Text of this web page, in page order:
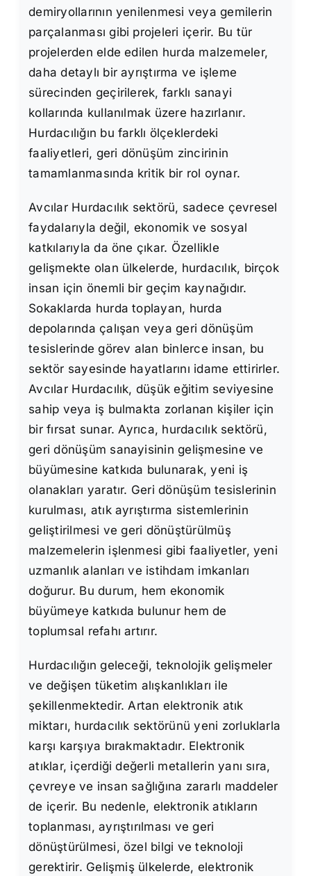
demiryollarının yenilenmesi veya gemilerin
parçalanması gibi projeleri içerir. Bu tür
projelerden elde edilen hurda malzemeler,
daha detaylı bir ayrıştırma ve işleme
sürecinden geçirilerek, farklı sanayi
kollarında kullanılmak üzere hazırlanır.
Hurdacılığın bu farklı ölçeklerdeki
faaliyetleri, geri dönüşüm zincirinin
tamamlanmasında kritik bir rol oynar.
Avcılar Hurdacılık sektörü, sadece çevresel
faydalarıyla değil, ekonomik ve sosyal
katkılarıyla da öne çıkar. Özellikle
gelişmekte olan ülkelerde, hurdacılık, birçok
insan için önemli bir geçim kaynağıdır.
Sokaklarda hurda toplayan, hurda
depolarında çalışan veya geri dönüşüm
tesislerinde görev alan binlerce insan, bu
sektör sayesinde hayatlarını idame ettirirler.
Avcılar Hurdacılık, düşük eğitim seviyesine
sahip veya iş bulmakta zorlanan kişiler için
bir fırsat sunar. Ayrıca, hurdacılık sektörü,
geri dönüşüm sanayisinin gelişmesine ve
büyümesine katkıda bulunarak, yeni iş
olanakları yaratır. Geri dönüşüm tesislerinin
kurulması, atık ayrıştırma sistemlerinin
geliştirilmesi ve geri dönüştürülmüş
malzemelerin işlenmesi gibi faaliyetler, yeni
uzmanlık alanları ve istihdam imkanları
doğurur. Bu durum, hem ekonomik
büyümeye katkıda bulunur hem de
toplumsal refahı artırır.
Hurdacılığın geleceği, teknolojik gelişmeler
ve değişen tüketim alışkanlıkları ile
şekillenmektedir. Artan elektronik atık
miktarı, hurdacılık sektörünü yeni zorluklarla
karşı karşıya bırakmaktadır. Elektronik
atıklar, içerdiği değerli metallerin yanı sıra,
çevreye ve insan sağlığına zararlı maddeler
de içerir. Bu nedenle, elektronik atıkların
toplanması, ayrıştırılması ve geri
dönüştürülmesi, özel bilgi ve teknoloji
gerektirir. Gelişmiş ülkelerde, elektronik